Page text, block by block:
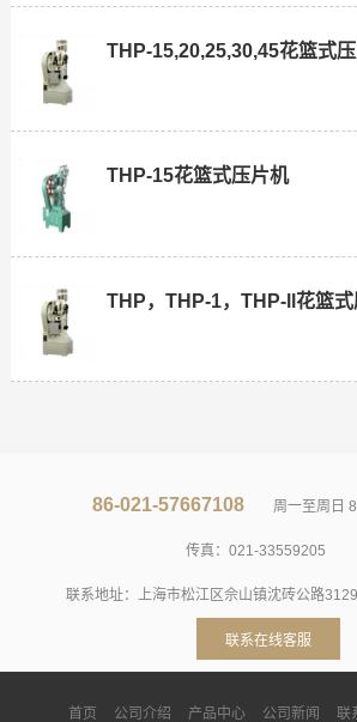
THP-15,20,25,30,45花篮式
THP-15花篮式压片机
THP，THP-1，THP-ll花篮
86-021-57667108 周一至周日
传真：021-33559205
联系地址：上海市松江区佘山镇沈砖公路
联系在线客服
首页 公司介绍 产品中心 公司新闻 联